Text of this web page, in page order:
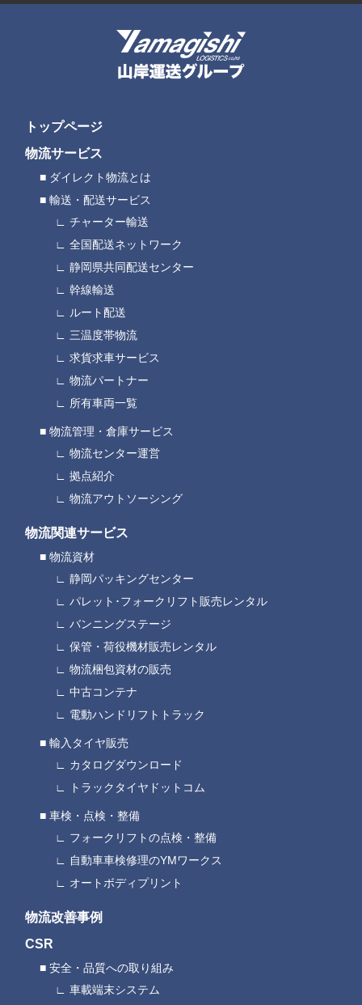
トップページ
物流サービス
ダイレクト物流とは
輸送・配送サービス
チャーター輸送
全国配送ネットワーク
静岡県共同配送センター
幹線輸送
ルート配送
三温度帯物流
求貨求車サービス
物流パートナー
所有車両一覧
物流管理・倉庫サービス
物流センター運営
拠点紹介
物流アウトソーシング
物流関連サービス
物流資材
静岡パッキングセンター
パレット･フォークリフト販売レンタル
バンニングステージ
保管・荷役機材販売レンタル
物流梱包資材の販売
中古コンテナ
電動ハンドリフトトラック
輸入タイヤ販売
カタログダウンロード
トラックタイヤドットコム
車検・点検・整備
フォークリフトの点検・整備
自動車車検修理のYMワークス
オートボディプリント
物流改善事例
CSR
安全・品質への取り組み
車載端末システム